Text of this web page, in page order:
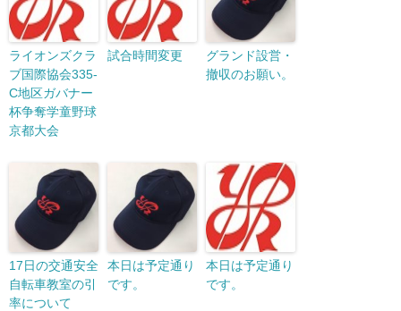
ライオンズクラ
ブ国際協会335-
C地区ガバナー
杯争奪学童野球
京都大会
試合時間変更
グランド設営・
撤収のお願い。
17日の交通安全
自転車教室の引
率について
本日は予定通り
です。
本日は予定通り
です。